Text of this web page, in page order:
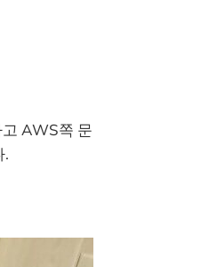
AWS쪽 문
.